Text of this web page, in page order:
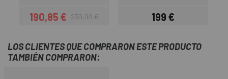
Precio
190,85 €Precio regular
239,99 €
Precio
199 €
LOS CLIENTES QUE COMPRARON ESTE PRODUCTO
TAMBIÉN COMPRARON: